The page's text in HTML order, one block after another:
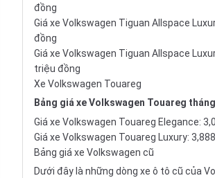
đồng
Giá xe Volkswagen Tiguan Allspace
đồng
Giá xe Volkswagen Tiguan Allspace
triệu đồng
Xe Volkswagen Touareg
Bảng giá xe Volkswagen Touareg
Giá xe Volkswagen Touareg Elegance:
Giá xe Volkswagen Touareg Luxury:
Bảng giá xe Volkswagen cũ
Dưới đây là những dòng xe ô tô cũ của